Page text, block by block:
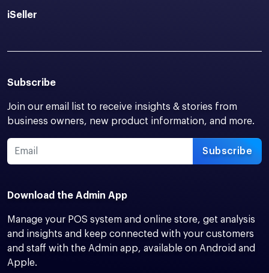
iSeller
Subscribe
Join our email list to receive insights & stories from
business owners, new product information, and more.
Subscribe
Download the Admin App
Manage your POS system and online store, get analysis
and insights and keep connected with your customers
and staff with the Admin app, available on Android and
Apple.